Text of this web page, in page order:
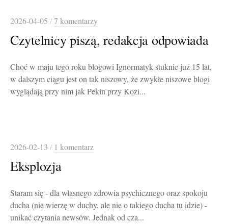
2026-04-05 /7 komentarzy
Czytelnicy piszą, redakcja odpowiada
Choć w maju tego roku blogowi Ignormatyk stuknie już 15 lat,
w dalszym ciągu jest on tak niszowy, że zwykłe niszowe blogi
wyglądają przy nim jak Pekin przy Kozi...
2026-02-13 / 1 komentarz
Eksplozja
Staram się - dla własnego zdrowia psychicznego oraz spokoju
ducha (nie wierzę w duchy, ale nie o takiego ducha tu idzie) -
unikać czytania newsów. Jednak od cza...